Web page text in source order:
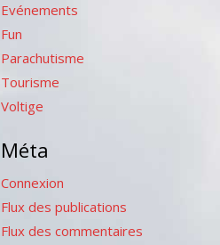
Evénements
Fun
Parachutisme
Tourisme
Voltige
Méta
Connexion
Flux des publications
Flux des commentaires